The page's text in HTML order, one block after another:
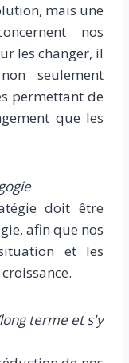
mais une
nos
les changer, il
seulement
permettant de
que les
doit être
afin que nos
et les
terme et s'y